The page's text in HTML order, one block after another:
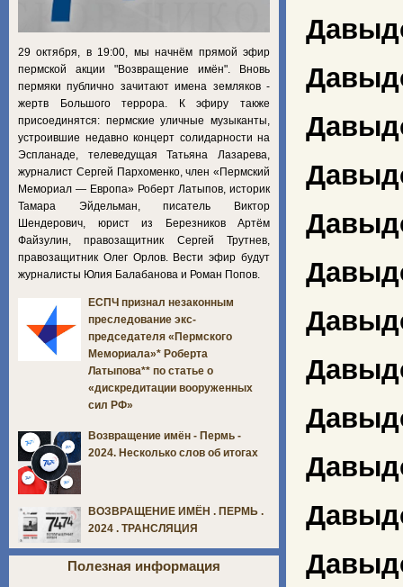
29 октября, в 19:00, мы начнём прямой эфир
пермской акции "Возвращение имён". Вновь
пермяки публично зачитают имена земляков -
жертв Большого террора. К эфиру также
присоединятся: пермские уличные музыканты,
устроившие недавно концерт солидарности на
Эспланаде, телеведущая Татьяна Лазарева,
журналист Сергей Пархоменко, член «Пермский
Мемориал — Европа» Роберт Латыпов, историк
Тамара Эйдельман, писатель Виктор
Шендерович, юрист из Березников Артём
Файзулин, правозащитник Сергей Трутнев,
правозащитник Олег Орлов. Вести эфир будут
журналисты Юлия Балабанова и Роман Попов.
ЕСПЧ признал незаконным
преследование экс-
председателя «Пермского
Мемориала»* Роберта
Латыпова** по статье о
«дискредитации вооруженных
сил РФ»
Возвращение имён - Пермь -
2024. Несколько слов об итогах
ВОЗВРАЩЕНИЕ ИМЁН . ПЕРМЬ .
2024 . ТРАНСЛЯЦИЯ
Полезная информация